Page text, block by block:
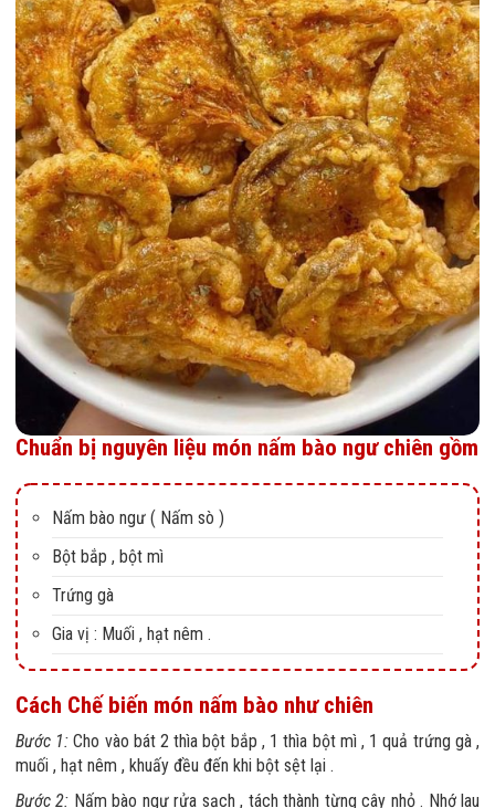
Chuẩn bị nguyên liệu món nấm bào ngư chiên gồm
Nấm bào ngư ( Nấm sò )
Bột bắp , bột mì
Trứng gà
Gia vị : Muối , hạt nêm .
Cách Chế biến món nấm bào như chiên
Bước 1: Cho vào bát 2 thìa bột bắp , 1 thìa bột mì , 1 quả trứng gà ,
muối , hạt nêm , khuấy đều đến khi bột sệt lại .
Bước 2: Nấm bào ngư rửa sạch , tách thành từng cây nhỏ . Nhớ lau